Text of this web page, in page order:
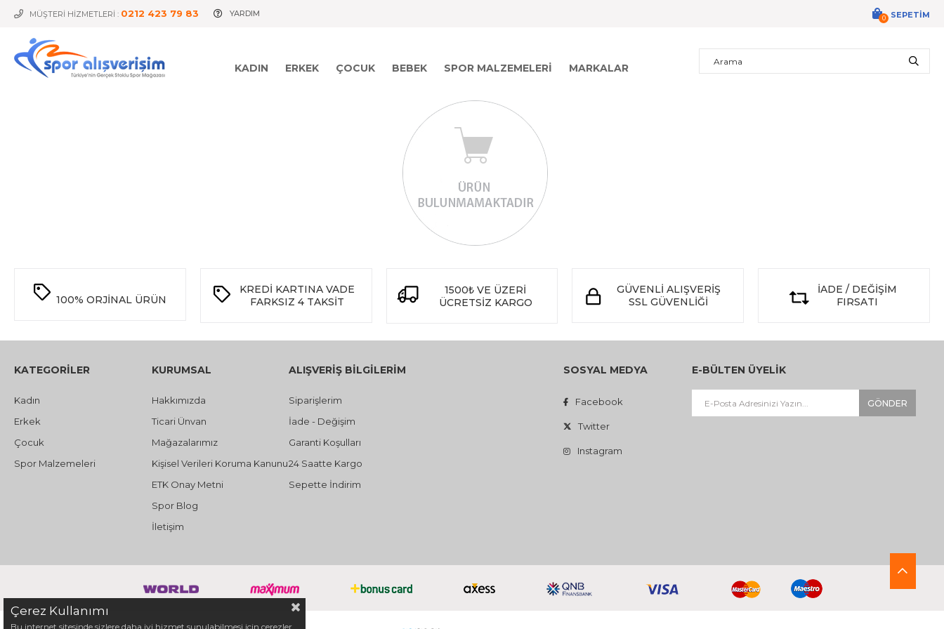
MÜŞTERİ HİZMETLERİ : 0212 423 79 83 YARDIM
KADIN ERKEK ÇOCUK BEBEK SPOR MALZEMELERI MARKALAR
SEPETIM
0
100% ORJİNAL ÜRÜN
KREDİ KARTINA VADE
FARKSIZ 4 TAKSİT
1500₺VE ÜZERİ
ÜCRETSİZ KARGO
GÜVENLİ ALIŞVERİŞ
SSL GÜVENLİĞİ
İADE / DEĞİŞİM
FIRSATI
KATEGORİLER
Kadın
Erkek
Çocuk
Spor Malzemeleri
KURUMSAL
Hakkımızda
Ticari Ünvan
Mağazalarımız
Kişisel Verileri Koruma Kanunu
ETK Onay Metni
Spor Blog
İletişim
ALIŞVERİŞ BİLGİLERİM
Siparişlerim
İade - Değişim
Garanti Koşulları
24 Saatte Kargo
Sepette İndirim
SOSYAL MEDYA
Facebook
Twitter
Instagram
E-BÜLTEN ÜYELİK
GÖNDER
Çerez Kullanımı
Bu internet sitesinde sizlere daha iyi hizmet sunulabilmesi için çerezler